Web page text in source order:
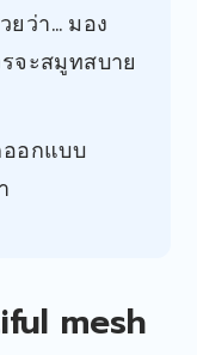
ว่า… มอง
จะสมูทสบาย
อกแบบ
mesh